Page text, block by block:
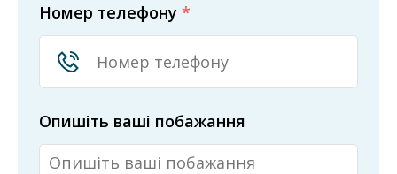
Номер телефону *
Опишіть ваші побажання